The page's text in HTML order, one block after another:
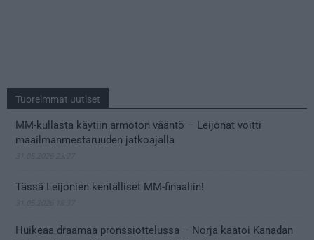
Tuoreimmat uutiset
MM-kullasta käytiin armoton vääntö – Leijonat voitti
maailmanmestaruuden jatkoajalla
Tässä Leijonien kentälliset MM-finaaliin!
Huikeaa draamaa pronssiottelussa – Norja kaatoi Kanadan